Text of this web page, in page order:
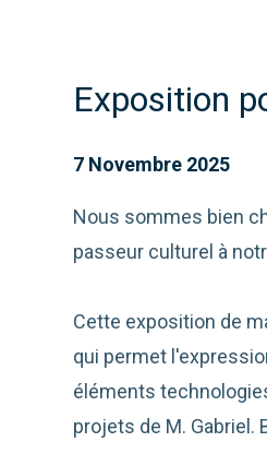
Exposition
7 Novembre 2025
Nous sommes bien
passeur culturel à
Cette exposition de
qui permet
éléments
projets de M. Gabriel.